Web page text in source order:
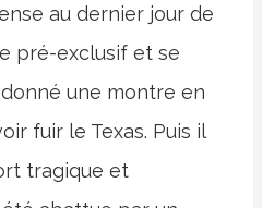
au dernier jour de
pré-exclusif et se
une montre en
fuir le Texas. Puis il
tragique et